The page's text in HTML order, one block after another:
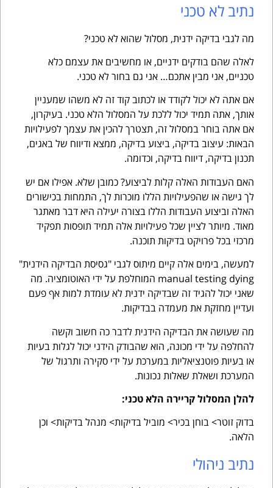
נתיב לא טכני
מה לגבי בדיקה ידנית, מסלול שהוא לא טכני?
לאלה שהם בודקים ידניים, או מחשיבים את עצמם כלא
טכניים, אני מבין אתכם… אני גם בחור לא טכני.
אם אתה לא יכול לקודד או לכתוב קוד זה לא משהו שמעניין
אותך, אתה תמיד יכול ללכת על המסלול הלא טכני. בעיקרון,
אם אתה בוחר במסלול זה, תצטרך להכין את עצמך לפעילויות
הבאות: עיצוב בדיקה, ביצוע בדיקה, ממצא ודיווח של באגים,
תכנון בדיקה, דיווח בדיקה, וכדומה.
האם העבודות האלה קלות לביצוע? כמובן שלא. אפילו אם יש
לך גישה או שהפעילויות הללו מוכרות לך, התמחות בכישורים
האלה וביצוע העבודות הללו בצורה יעילה היא דבר מאתגר
מאוד. מיותר לציין שכל פעילויות אלה תמיד תופסות תפקיד
מרכזי בכל פרויקט בדיקות תוכנה.
למעשה, בימים אלה קיים מיתוס לגבי "גסיסת הבדיקה הידנית"
manual testing dying המוחלפת על ידי האוטומציה. מה
שאני יכול להגיד זה שבדיקה ידנית לא עומדת למות אף פעם
ועדיין מחזקת את מעמדה בבדיקות.
מה שעושה את הבדיקה הידנית לדבר כה חשוב וקשה
להחלפה על ידי מכונה, הוא שהבודק הידני יכול לגלות בעיות
או בעיות פוטנציאליות במערכת על ידי סקירה ותרגול של
המערכת ושאלת שאלות נכונות.
להלן המסלול קריירה הלא טכני:
בדוק זוטר> בוחן בכיר> מוביל בדיקות> מנהל בדיקות> וכן
הלאה.
נתיב ניהולי